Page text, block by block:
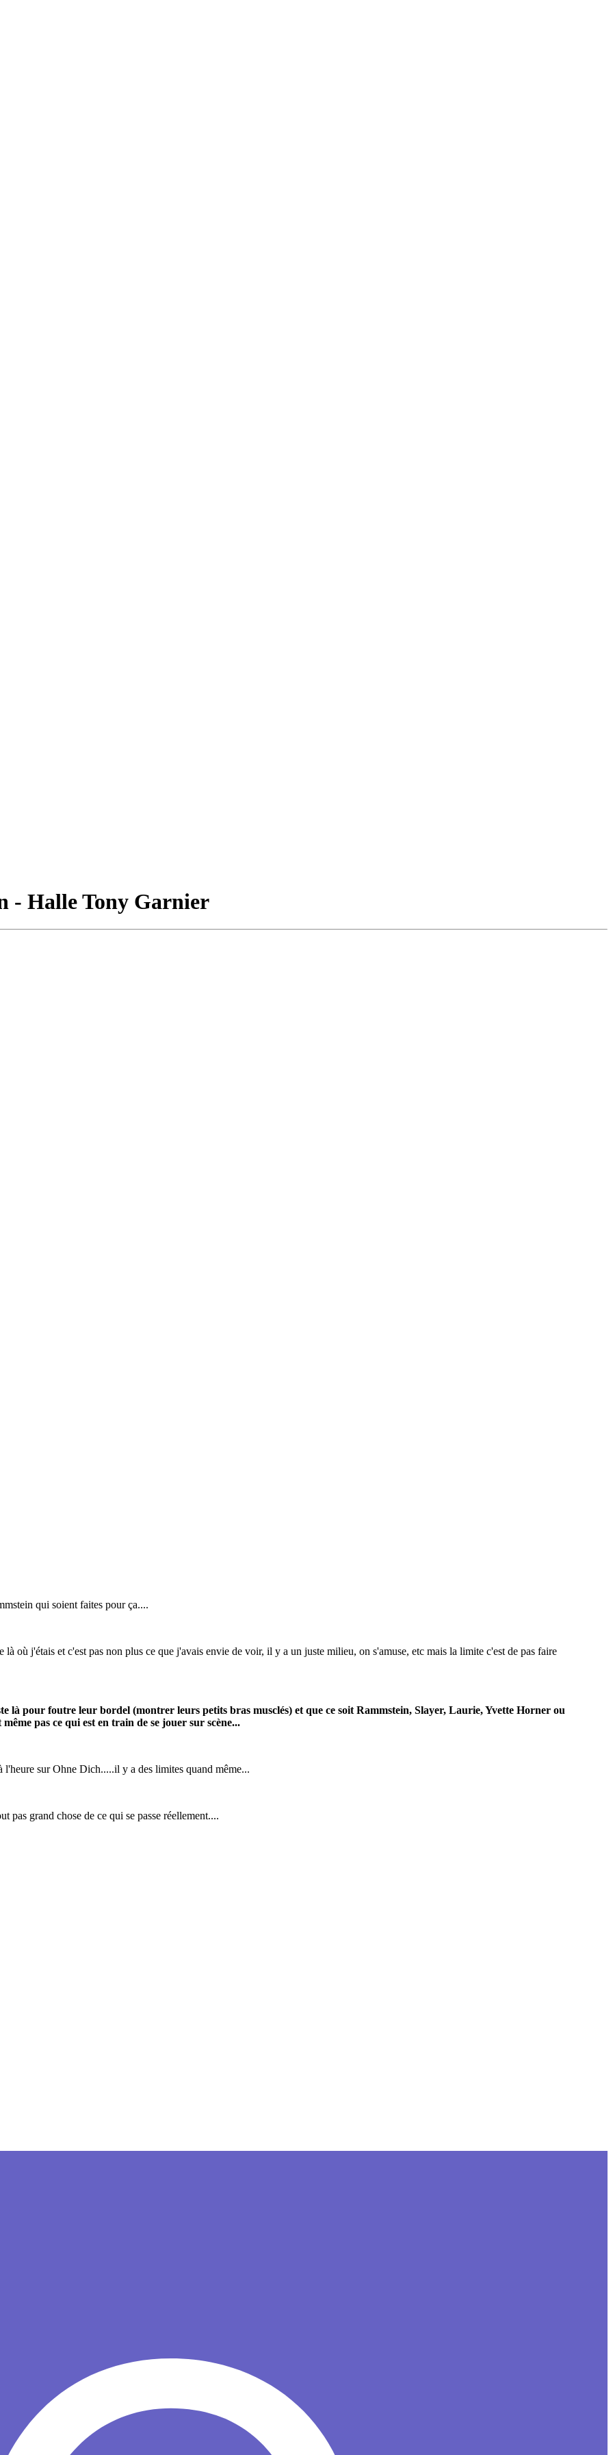
- Halle Tony Garnier
qui soient faites pour ça....
là où j'étais et c'est pas non plus ce que j'avais envie de voir, il y a un juste milieu, on s'amuse, etc mais la limite c'est de pas faire
là pour foutre leur bordel (montrer leurs petits bras musclés) et que ce soit Rammstein, Slayer, Laurie, Yvette Horner ou
pas ce qui est en train de se jouer sur scène...
l'heure sur Ohne Dich.....il y a des limites quand même...
pas grand chose de ce qui se passe réellement....